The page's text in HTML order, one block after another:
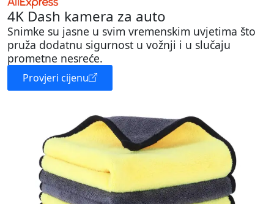
4K Dash kamera za auto
Snimke su jasne u svim vremenskim uvjetima što
pruža dodatnu sigurnost u vožnji i u slučaju
prometne nesreće.
Provjeri cijenu